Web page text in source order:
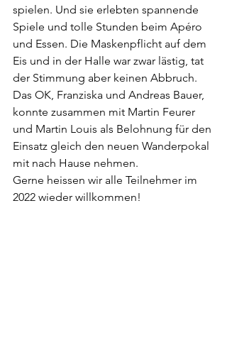
spielen. Und sie erlebten spannende
Spiele und tolle Stunden beim Apéro
und Essen. Die Maskenpflicht auf dem
Eis und in der Halle war zwar lästig, tat
der Stimmung aber keinen Abbruch.
Das OK, Franziska und Andreas Bauer,
konnte zusammen mit Martin Feurer
und Martin Louis als Belohnung für den
Einsatz gleich den neuen Wanderpokal
mit nach Hause nehmen.
Gerne heissen wir alle Teilnehmer im
2022 wieder willkommen!